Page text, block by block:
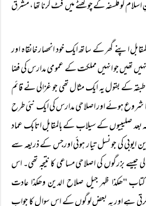
کو فلسفہ کے چوکھٹے میں فٹ کرنا تھا، مشرق
اپنے گھر کے ساتھ ایک خود انحصار خانقاہ اور
تھیں جو انہیں مملکت کے عمومی مدارس کی فضا
کے بقول یہ ایک مثال تھی جو غزالی نے قائم
ہوئے اور اصلاحی مدارس کی ایک نئی طرح
صلیبیوں کے سیلاب کے بالمقابل اتابک عماد
ایوبی کی جو نسل تیار ہوئی اورجس کے ذریعہ سے
جیسے بزرگوں کی اصلاحی مساعی کا نتیجہ تھی۔ اس
کتاب "ھکذا ظہر جیل صلاح الدین وھکذا عادت
کرتی ہے اور یہ بعض لوگوں کے اس سوال کا جواب